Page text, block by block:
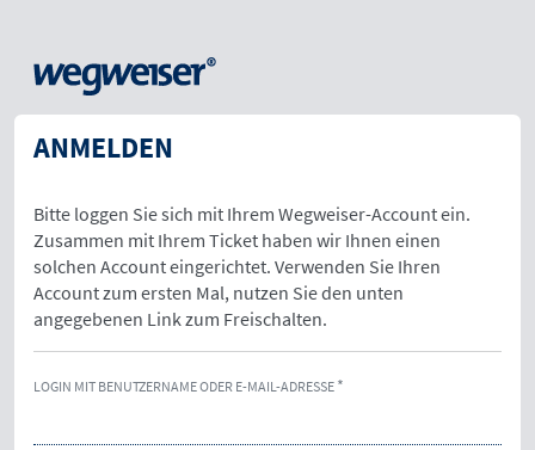
ANMELDEN
Bitte loggen Sie sich mit Ihrem Wegweiser-Account ein.
Zusammen mit Ihrem Ticket haben wir Ihnen einen
solchen Account eingerichtet. Verwenden Sie Ihren
Account zum ersten Mal, nutzen Sie den unten
angegebenen Link zum Freischalten.
LOGIN MIT BENUTZERNAME ODER E-MAIL-ADRESSE